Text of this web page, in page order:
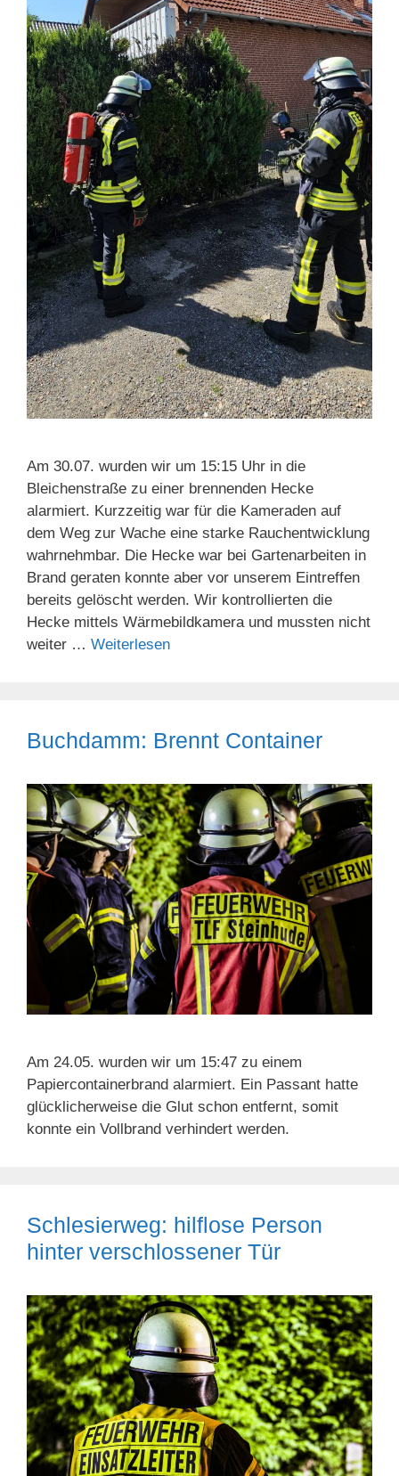
Am 30.07. wurden wir um 15:15 Uhr in die
Bleichenstraße zu einer brennenden Hecke
alarmiert. Kurzzeitig war für die Kameraden auf
dem Weg zur Wache eine starke Rauchentwicklung
wahrnehmbar. Die Hecke war bei Gartenarbeiten in
Brand geraten konnte aber vor unserem Eintreffen
bereits gelöscht werden. Wir kontrollierten die
Hecke mittels Wärmebildkamera und mussten nicht
weiter … Weiterlesen
Buchdamm: Brennt Container
Am 24.05. wurden wir um 15:47 zu einem
Papiercontainerbrand alarmiert. Ein Passant hatte
glücklicherweise die Glut schon entfernt, somit
konnte ein Vollbrand verhindert werden.
Schlesierweg: hilflose Person
hinter verschlossener Tür